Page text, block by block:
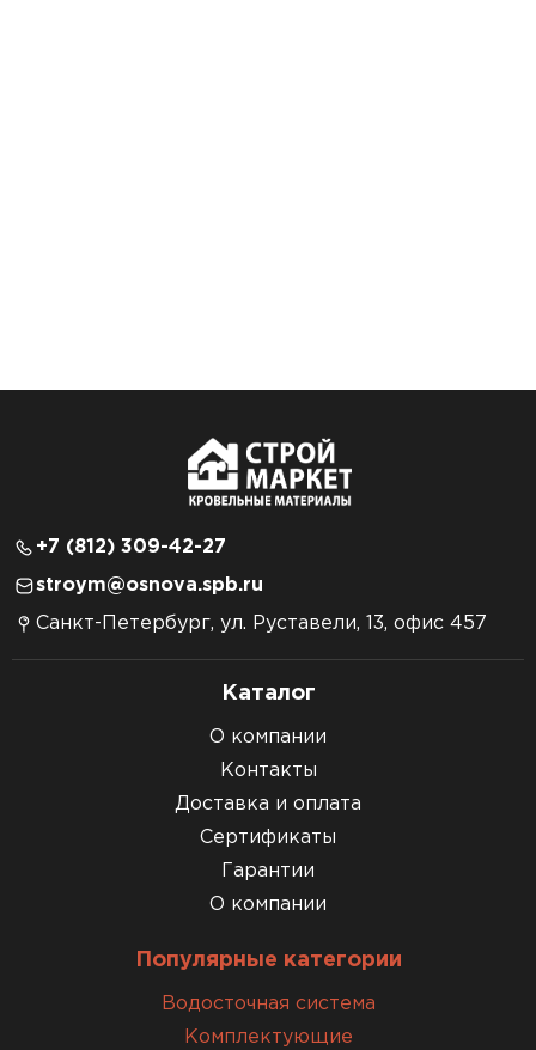
+7 (812) 309-42-27
stroym@osnova.spb.ru
Санкт-Петербург, ул. Руставели, 13, офис 457
Каталог
О компании
Контакты
Доставка и оплата
Сертификаты
Гарантии
О компании
Популярные категории
Водосточная система
Комплектующие